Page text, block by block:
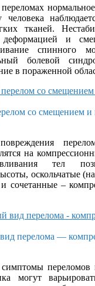
человека
тканей.
деформацией и
спинного
болевой
в пораженной
со смещением
на
тел
оскольчатые
сочетанные –
перелома —
переломов
могут